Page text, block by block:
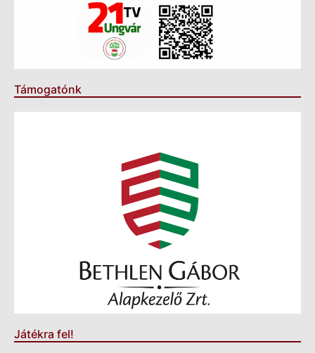
Támogatónk
Játékra fel!